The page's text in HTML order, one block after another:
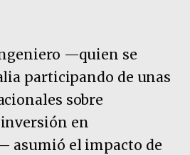
—quien se
participando de unas
sobre
en
asumió el impacto de